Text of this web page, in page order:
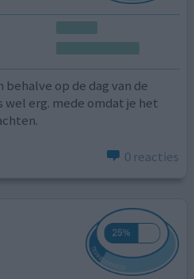
op de dag van de
wel erg. mede omdat je het
0 reacties